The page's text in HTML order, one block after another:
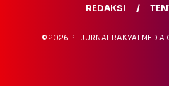
REDAKSI
© 2026 PT. JURNAL RAKYAT MEDIA